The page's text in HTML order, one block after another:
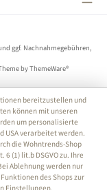
ggf. Nachnahmegebühren,
byThemeWare®
bereitzustellen und
können mit unseren
um personalisierte
USA verarbeitet werden.
die Wohntrends-Shop
6 (1) lit.b DSGVO zu. Ihre
Ablehnung werden nur
des Shops zur